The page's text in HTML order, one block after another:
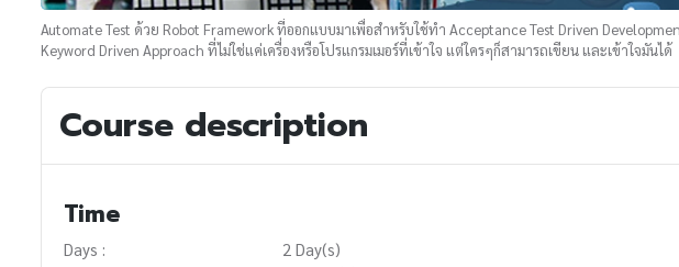
Automate Test ด้วย Robot Framework ที่ออกแบบมาเพื่อสำหรับใช้ทำ Acceptance Test Driven
Keyword Driven Approach ที่ไม่ใช่แค่เครื่องหรือโปรแกรมเมอร์ที่เข้าใจ แต่ใครๆก็สามารถเขียน และเข้าใจมันได้
Course description
Time
Days :
2 Day(s)